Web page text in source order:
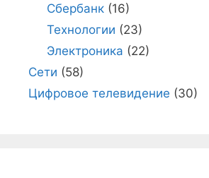
Сбербанк(16)
Технологии (23)
Электроника (22)
Сети (58)
Цифровое телевидение (30)